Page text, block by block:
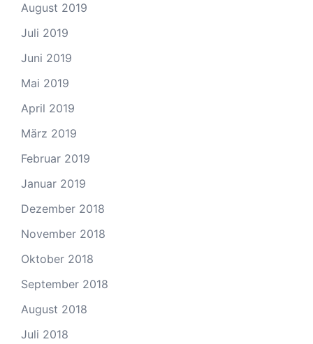
August 2019
Juli 2019
Juni 2019
Mai 2019
April 2019
März 2019
Februar 2019
Januar 2019
Dezember 2018
November 2018
Oktober 2018
September 2018
August 2018
Juli 2018